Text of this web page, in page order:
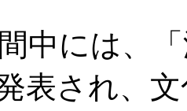
中には、
表され、